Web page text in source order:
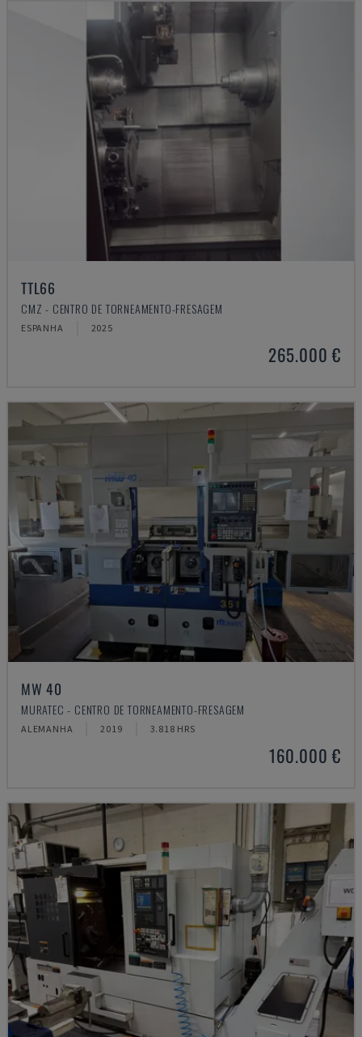
TTL66
CMZ - CENTRO DE TORNEAMENTO-FRESAGEM
ESPANHA 2025
265.000 €
MW 40
MURATEC - CENTRO DE TORNEAMENTO-FRESAGEM
ALEMANHA 2019 3.818 HRS
160.000 €